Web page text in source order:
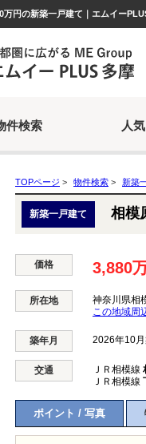
円の新築一戸建て｜エムイー
件検索 人
TOPページ > 物件検索 > 新築
新築一戸建て 相模
価格 3,880
所在地 神奈川県相
この地域周
築年月 2026年10
交通 ＪＲ相模線
ＪＲ相模線
ポイント / 写真